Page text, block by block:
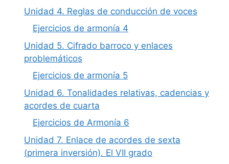
Unidad 4. Reglas de conducción de voces
Ejercicios de armonía 4
Unidad 5. Cifrado barroco y enlaces
problemáticos
Ejercicios de armonía 5
Unidad 6. Tonalidades relativas, cadencias y
acordes de cuarta
Ejercicios de Armonía 6
Unidad 7. Enlace de acordes de sexta
(primera inversión). El VII grado